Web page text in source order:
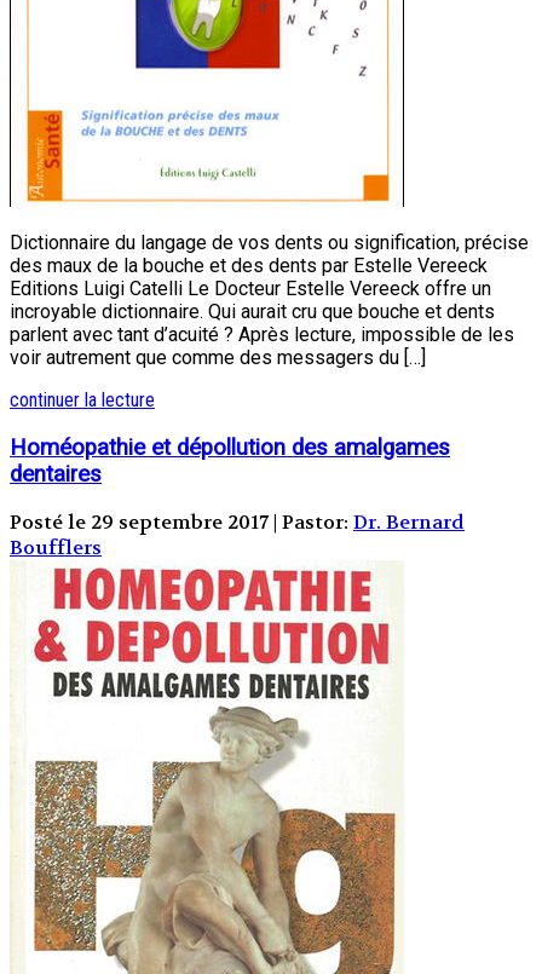
Dictionnaire du langage de vos dents ou signification, précise
des maux de la bouche et des dents par Estelle Vereeck
Editions Luigi Catelli Le Docteur Estelle Vereeck offre un
incroyable dictionnaire. Qui aurait cru que bouche et dents
parlent avec tant d’acuité ? Après lecture, impossible de les
voir autrement que comme des messagers du […]
continuer la lecture
Homéopathie et dépollution des amalgames
dentaires
Posté le 29 septembre 2017 | Pastor: Dr. Bernard
Boufflers